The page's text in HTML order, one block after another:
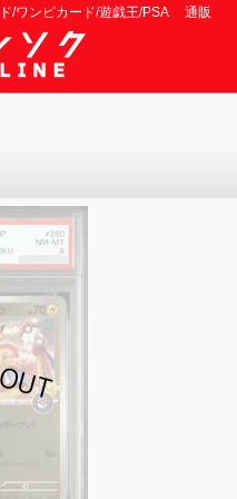
/ワンピカード/遊戯王/PSA 通販